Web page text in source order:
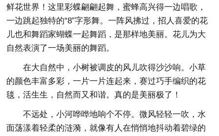
鲜花世界！这里彩蝶翩翩起舞，蜜蜂高兴得一边唱歌，
一边跳起独特的“8”字形舞。一阵风拂过，招人喜爱的花
儿也和舞蹈家蝴蝶一起舞蹈，是那样地美丽。花儿为大
自然表演了一场美丽的舞蹈。
在大自然中，小树被调皮的风儿吹得沙沙响。小草
的颜色丰富多彩，一片一片连起来，赛过巧手编织的花
毯，活生生，自然而又和谐。真的是美丽极了！
不远处，小河哗哗地响个不停。微风轻轻一吹，水
面荡漾着轻柔的涟漪，就像有人在悄悄地抖动着碧绿的